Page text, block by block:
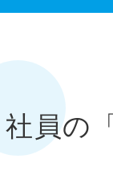
社員の